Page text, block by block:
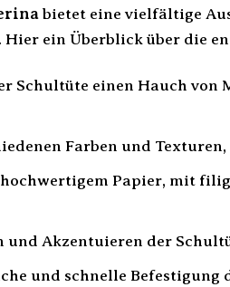
bietet eine vielfältige
ein Überblick über die
Schultüte einen Hauch von
Farben und
Papier, mit
Akzentuieren der
und schnelle Befestigung